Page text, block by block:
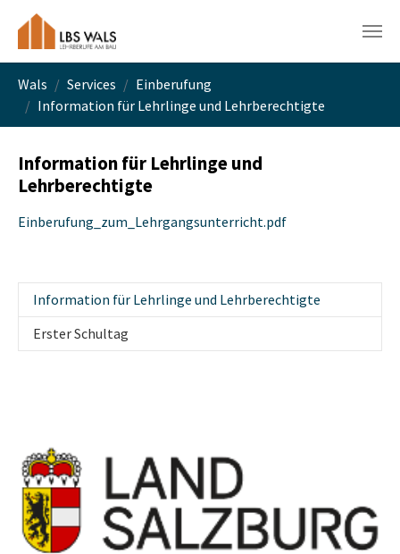
Skip to main navigation
Skip to main content
Skip to page footer
Wals Services
Einberufung
Information für Lehrlinge und Lehrberechtigte
Information für Lehrlinge und
Lehrberechtigte
Einberufung_zum_Lehrgangsunterricht.pdf
Information für Lehrlinge und Lehrberechtigte
Erster Schultag